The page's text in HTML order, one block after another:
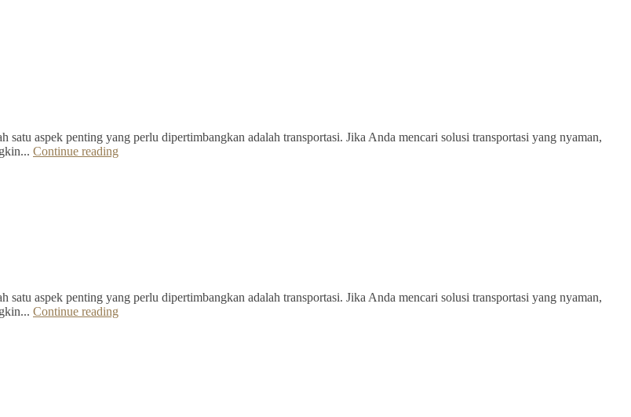
satu aspek penting yang perlu dipertimbangkan adalah transportasi. Jika Anda mencari solusi transportasi yang nyaman,
Continue reading
satu aspek penting yang perlu dipertimbangkan adalah transportasi. Jika Anda mencari solusi transportasi yang nyaman,
Continue reading